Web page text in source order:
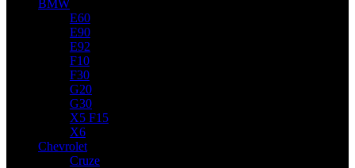
BMW
E60
E90
E92
F10
F30
G20
G30
X5 F15
X6
Chevrolet
Cruze